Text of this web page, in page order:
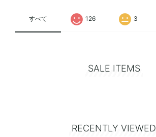
すべて 126 3
SALE ITEMS
RECENTLY VIEWED